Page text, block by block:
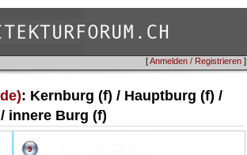
[Anmelden / Registrieren ]
: Kernburg (f) / Hauptburg (f) /
innere Burg (f)
9